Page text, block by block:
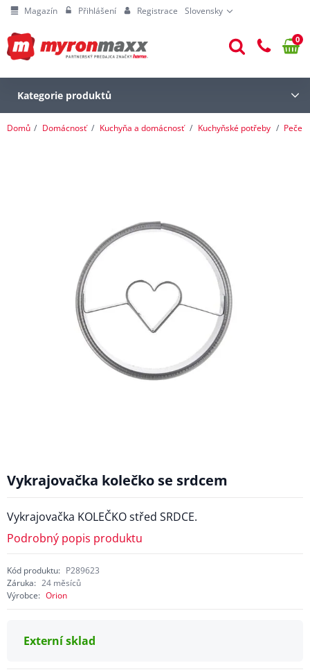
Magazín Přihlášení Registrace Slovensky
0
Kategorie produktů
Domů Domácnosť Kuchyňa a domácnosť Kuchyňské potřeby Pečení
Vykrajovačka kolečko se srdcem
Vykrajovačka KOLEČKO střed SRDCE.
Podrobný popis produktu
Kód produktu: P289623
Záruka: 24 měsíců
Výrobce: Orion
Externí sklad